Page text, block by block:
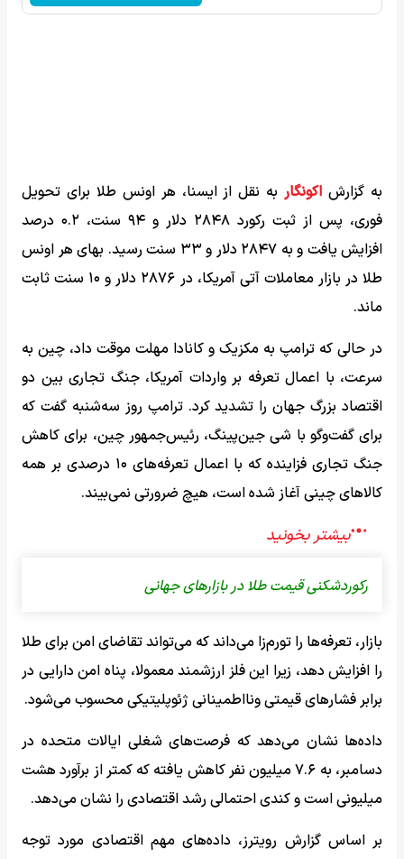
به گزارش اکونگاربه نقل از ایسنا، هر اونس طلا برای تحویل
فوری، پس از ثبت رکورد ۲۸۴۸ دلار و ۹۴ سنت، ۰.۲ درصد
افزایش یافت و به ۲۸۴۷ دلار و ۳۳ سنت رسید. بهای هر اونس
طلا در بازار معاملات آتی آمریکا، در ۲۸۷۶ دلار و ۱۰ سنت ثابت
ماند.
در حالی که ترامپ به مکزیک و کانادا مهلت موقت داد، چین به
سرعت، با اعمال تعرفه بر واردات آمریکا، جنگ تجاری بین دو
اقتصاد بزرگ جهان را تشدید کرد. ترامپ روز سه‌شنبه گفت که
برای گفت‌وگو با شی جین‌پینگ، رئیس‌جمهور چین، برای کاهش
جنگ تجاری فزاینده که با اعمال تعرفه‌های ۱۰ درصدی بر همه
کالاهای چینی آغاز شده است، هیچ ضرورتی نمی‌بیند.
رکوردشکنی قیمت طلا در بازارهای جهانی
بازار، تعرفه‌ها را تورم‌زا می‌داند که می‌تواند تقاضای امن برای طلا
را افزایش دهد، زیرا این فلز ارزشمند معمولا، پناه امن دارایی در
برابر فشارهای قیمتی ونااطمینانی ژئوپلیتیکی محسوب می‌شود.
داده‌ها نشان می‌دهد که فرصت‌های شغلی ایالات متحده در
دسامبر، به ۷.۶ میلیون نفر کاهش یافته که کمتر از برآورد هشت
میلیونی است و کندی احتمالی رشد اقتصادی را نشان می‌دهد.
بر اساس گزارش رویترز، داده‌های مهم اقتصادی مورد توجه